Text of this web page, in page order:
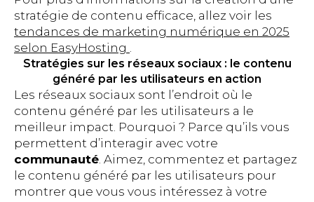
stratégie de contenu efficace, allez voir les
tendances de marketing numérique en 2025
selon EasyHosting
Stratégies sur les réseaux sociaux : le contenu
généré par les utilisateurs en action
Les réseaux sociaux sont l’endroit où le
contenu généré par les utilisateurs a le
meilleur impact. Pourquoi ? Parce qu’ils vous
permettent d’interagir avec votre
communauté . Aimez, commentez et partagez
le contenu généré par les utilisateurs pour
montrer que vous vous intéressez à votre